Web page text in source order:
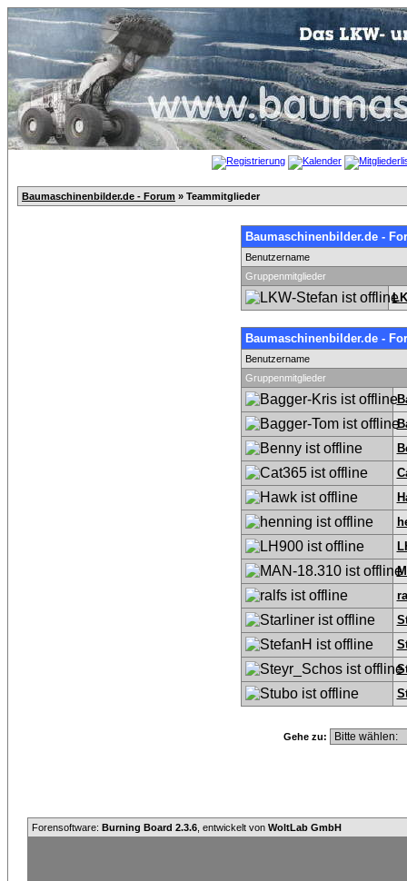
Baumaschinenbilder.de - Forum » Teammitglieder
Baumaschinenbilder.de -
Benutzername
Gruppenmitglieder
Baumaschinenbilder.de -
Benutzername
Gruppenmitglieder
Gehe zu:
Forensoftware: Burning Board 2.3.6 , entwickelt von WoltLab GmbH